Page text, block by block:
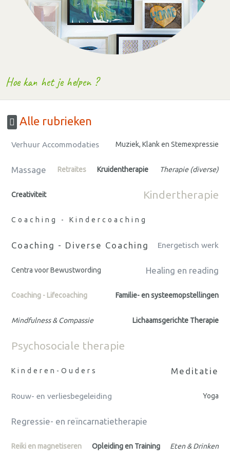
Hoe kan het je helpen ?
Alle rubrieken
Verhuur Accommodaties Muziek, Klank en Stemexpressie
Massage Retraites Kruidentherapie Therapie (diverse)
Creativiteit Kindertherapie
Coaching - Kindercoaching
Coaching - Diverse Coaching Energetisch werk
Centra voor Bewustwording Healing en reading
Coaching - Lifecoaching Familie- en systeemopstellingen
Mindfulness & Compassie Lichaamsgerichte Therapie
Psychosociale therapie
Kinderen-Ouders Meditatie
Rouw- en verliesbegeleiding Yoga
Regressie- en reïncarnatietherapie
Reiki en magnetiseren Opleiding en Training Eten & Drinken